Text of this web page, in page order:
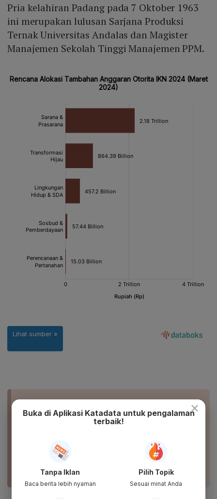
Pria kelahiran Padang pada 7 Oktober 1963
ini merupakan lulusan Sarjana Produksi
Ternak Universitas Andalas dan Magister
Manajemen Sekolah Tinggi Manajemen PPM.
Jokowi Kembali dari Abu Dhabi, Bawa Kerja Sama
Bea Cukai Bantah Razia Barang Impor Ilegal di
×
Buka di Aplikasi Katadata untuk pengalaman
terbaik!
Tanpa Iklan
Baca berita lebih nyaman
Pilih Topik
Sesuai minat Anda